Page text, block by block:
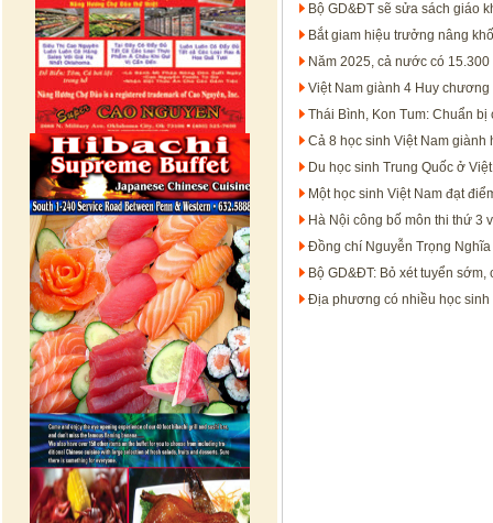
Bộ GD&ĐT sẽ sửa sách giáo
Bắt giam hiệu trưởng nâng
Năm 2025, cả nước có
Việt Nam giành 4 Huy
Thái Bình, Kon Tum: Chuẩn
Cả 8 học sinh Việt Nam
Du học sinh Trung Quốc ở
Một học sinh Việt Nam đạt
Hà Nội công bố môn thi thứ 3
Đồng chí Nguyễn Trọng
Bộ GD&ĐT: Bỏ xét tuyển
Địa phương có nhiều học